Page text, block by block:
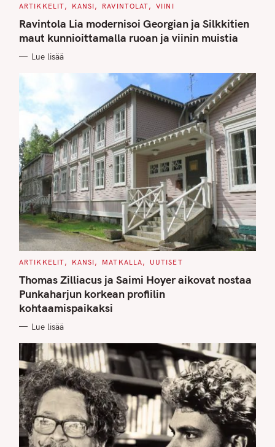
C
T
E
G
O
I
ARTIKKELIT KANSI RAVINTOLAT VIINI
Ravintola Lia modernisoi Georgian ja Silkkitien
maut kunnioittamalla ruoan ja viinin muistia
Lue lisää
C
T
E
G
O
R
I
S
ARTIKKELIT KANSI MATKALLA UUTISET
Thomas Zilliacus ja Saimi Hoyer aikovat nostaa
Punkaharjun korkean profiilin
kohtaamispaikaksi
Lue lisää